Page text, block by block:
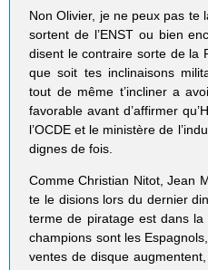
Non Olivier, je ne peux pas te
sortent de l’ENST ou bien
disent le contraire sorte de la
que soit tes inclinaisons
tout de même t’incliner a
favorable avant d’affirmer
l’OCDE et le ministère de
dignes de fois.
Comme Christian Nitot, Jean
te le disions lors du dernier
terme de piratage est dans
champions sont les
ventes de disque